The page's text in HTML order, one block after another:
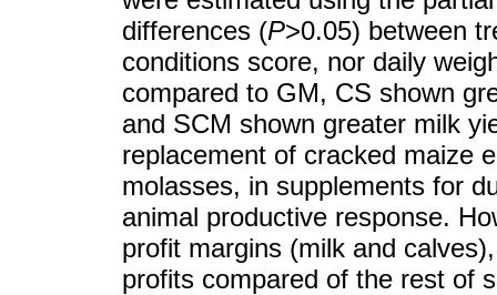
differences (P>0.05) between
conditions score, nor daily
compared to GM, CS shown
and SCM shown greater milk
replacement of cracked maize
molasses, in supplements for
animal productive response.
profit margins (milk and
profits compared of the rest of